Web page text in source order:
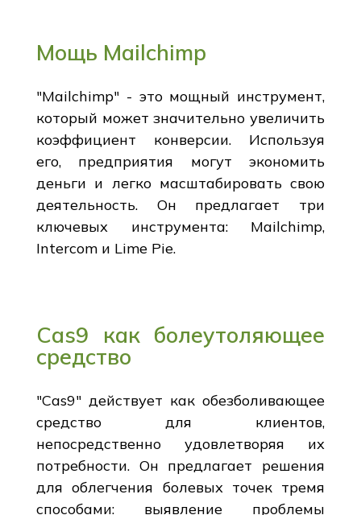
Мощь Mailchimp
"Mailchimp" - это мощный инструмент,
который может значительно увеличить
коэффициент конверсии. Используя
его, предприятия могут экономить
деньги и легко масштабировать свою
деятельность. Он предлагает три
ключевых инструмента: Mailchimp,
Intercom и Lime Pie.
Cas9 как болеутоляющее
средство
"Cas9" действует как обезболивающее
средство для клиентов,
непосредственно удовлетворяя их
потребности. Он предлагает решения
для облегчения болевых точек тремя
способами: выявление проблемы